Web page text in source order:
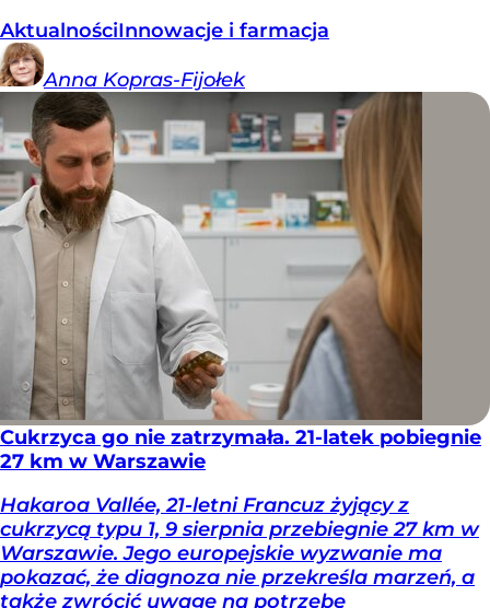
AktualnościInnowacje i farmacja
Anna Kopras-Fijołek
Cukrzyca go nie zatrzymała. 21-latek pobiegnie
27 km w Warszawie
Hakaroa Vallée, 21-letni Francuz żyjący z
cukrzycą typu 1, 9 sierpnia przebiegnie 27 km w
Warszawie. Jego europejskie wyzwanie ma
pokazać, że diagnoza nie przekreśla marzeń, a
także zwrócić uwagę na potrzebę